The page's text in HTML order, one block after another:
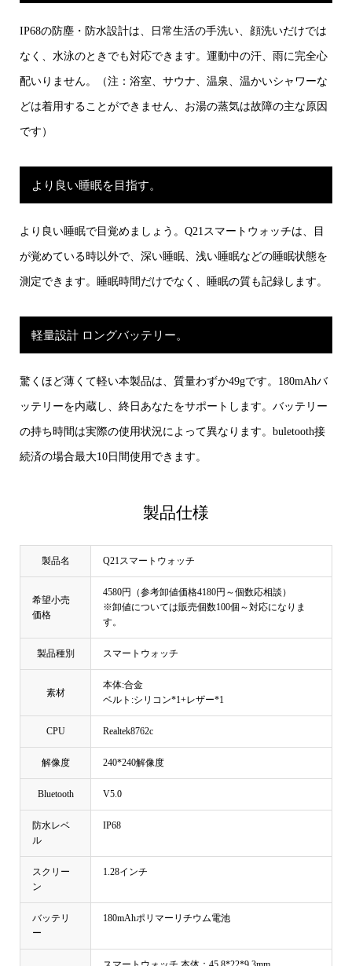
IP68の防塵・防水設計は、日常生活の手洗い、顔洗いだけでは
なく、水泳のときでも対応できます。運動中の汗、雨に完全心
配いりません。（注：浴室、サウナ、温泉、温かいシャワーな
どは着用することができません、お湯の蒸気は故障の主な原因
です）
より良い睡眠を目指す。
より良い睡眠で目覚めましょう。Q21スマートウォッチは、目
が覚めている時以外で、深い睡眠、浅い睡眠などの睡眠状態を
測定できます。睡眠時間だけでなく、睡眠の質も記録します。
軽量設計 ロングバッテリー。
驚くほど薄くて軽い本製品は、質量わずか49gです。180mAhバ
ッテリーを内蔵し、終日あなたをサポートします。バッテリー
の持ち時間は実際の使用状況によって異なります。buletooth接
続済の場合最大10日間使用できます。
製品仕様
製品名 Q21スマートウォッチ
希望小売
価格
4580円（参考卸値価格4180円～個数応相談）
※卸値については販売個数100個～対応になりま
す。
製品種別 スマートウォッチ
素材
本体:合金
ベルト:シリコン*1+レザー*1
CPU Realtek8762c
解像度 240*240解像度
Bluetooth V5.0
防水レベ
ル
IP68
スクリー
ン
1.28インチ
バッテリ
ー
180mAhポリマーリチウム電池